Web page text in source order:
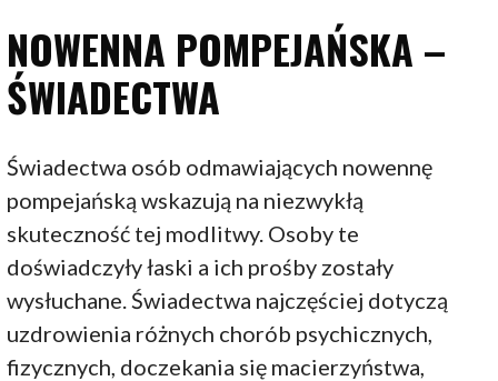
NOWENNA POMPEJAŃSKA –
ŚWIADECTWA
Świadectwa osób odmawiających nowennę
pompejańską wskazują na niezwykłą
skuteczność tej modlitwy. Osoby te
doświadczyły łaski a ich prośby zostały
wysłuchane. Świadectwa najczęściej dotyczą
uzdrowienia różnych chorób psychicznych,
fizycznych, doczekania się macierzyństwa,